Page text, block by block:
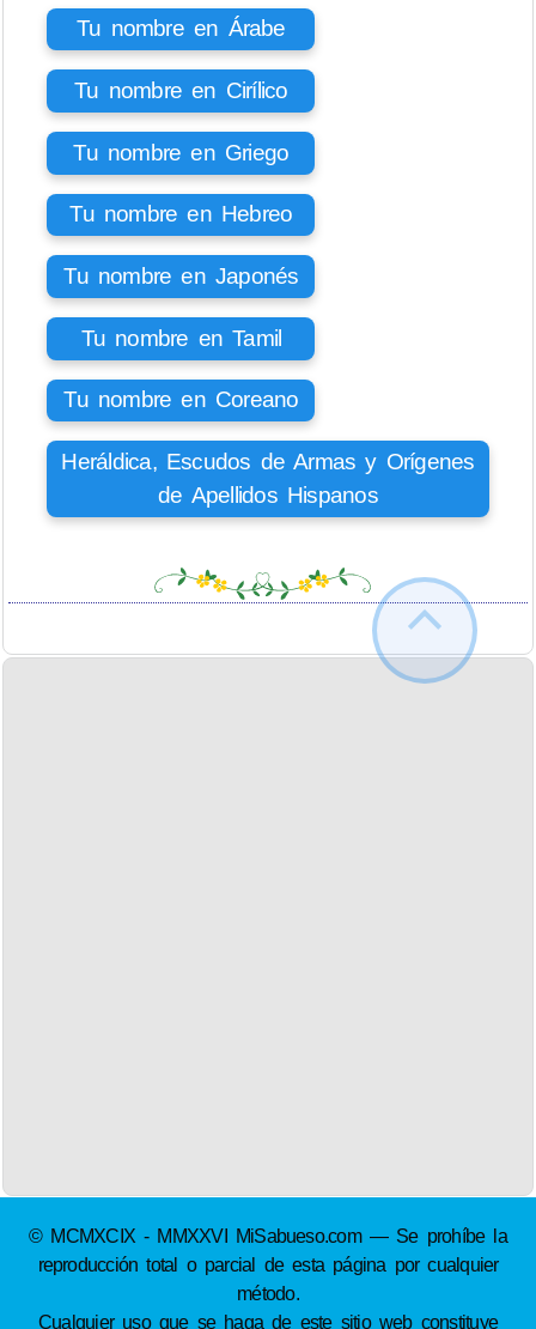
Tu nombre en Árabe
Tu nombre en Cirílico
Tu nombre en Griego
Tu nombre en Hebreo
Tu nombre en Japonés
Tu nombre en Tamil
Tu nombre en Coreano
Heráldica, Escudos de Armas y Orígenes
de Apellidos Hispanos
© MCMXCIX - MMXXVI MiSabueso.com — Se prohíbe la
reproducción total o parcial de esta página por cualquier
método.
Cualquier uso que se haga de este sitio web constituye